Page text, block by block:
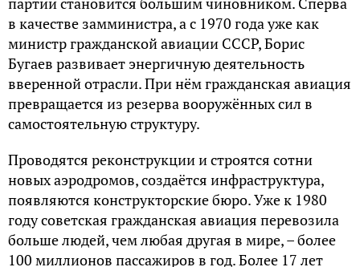
в качестве замминистра, а с 1970 года уже как
министр гражданской авиации СССР, Борис
Бугаев развивает энергичную деятельность
вверенной отрасли. При нём гражданская авиация
превращается из резерва вооружённых сил в
самостоятельную структуру.
Проводятся реконструкции и строятся сотни
новых аэродромов, создаётся инфраструктура,
появляются конструкторские бюро. Уже к 1980
году советская гражданская авиация перевозила
больше людей, чем любая другая в мире, – более
100 миллионов пассажиров в год. Более 17 лет